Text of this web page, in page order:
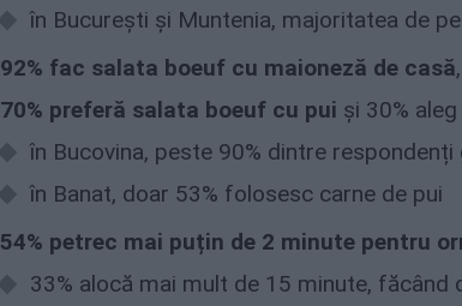
în București și Muntenia, majoritatea de
92% fac salata boeuf cu maioneză de casă
70% preferă salata boeuf cu pui și 30%
în Bucovina, peste 90% dintre
în Banat, doar 53% folosesc carne de pui
54% petrec mai puțin de 2 minute pentru
33% alocă mai mult de 15 minute,